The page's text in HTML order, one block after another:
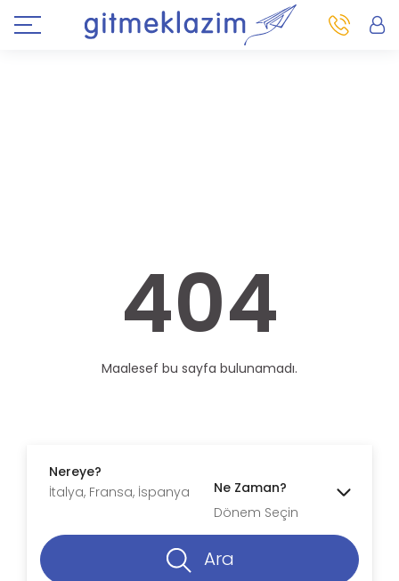
404
Maalesef bu sayfa bulunamadı.
Nereye?
Ne Zaman?
Dönem Seçin
Ara